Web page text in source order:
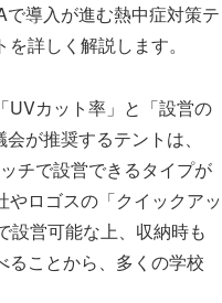
導入が進む熱中症対策テ
詳しく解説します。
UVカット率」と「設営の
が推奨するテントは、
チで設営できるタイプが
ロゴスの「クイックアッ
設営可能な上、収納時も
ることから、多くの学校